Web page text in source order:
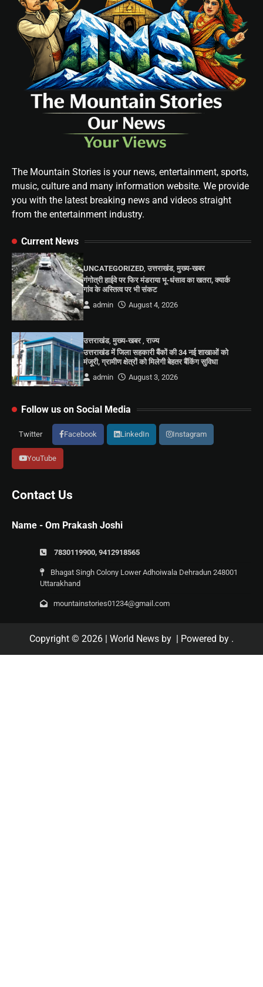
The Mountain Stories is your news, entertainment, sports,
music, culture and many information website. We provide
you with the latest breaking news and videos straight
from the entertainment industry.
Current News
UNCATEGORIZED ,उत्तराखंड,मुख्य-खबर
गंगोत्री हाईवे पर फिर मंडराया भू-धंसाव का खतरा, क्यार्क
गांव के अस्तित्व पर भी संकट
admin
August 4, 2026
उत्तराखंड,मुख्य-खबर,राज्य
उत्तराखंड में जिला सहकारी बैंकों की 34 नई शाखाओं को
मंजूरी, ग्रामीण क्षेत्रों को मिलेगी बेहतर बैंकिंग सुविधा
admin
August 3, 2026
Follow us on Social Media
Twitter Facebook LinkedIn Instagram
YouTube
Contact Us
Name - Om Prakash Joshi
7830119900, 9412918565
Bhagat Singh Colony Lower Adhoiwala Dehradun 248001
Uttarakhand
mountainstories01234@gmail.com
Copyright © 2026 | World News by | Powered by .